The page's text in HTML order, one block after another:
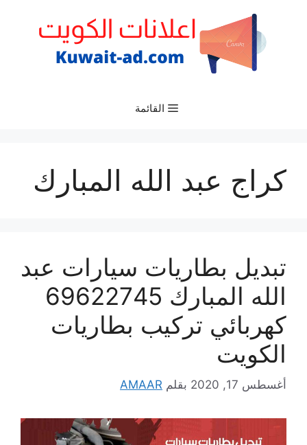
القائمة
كراج عبد الله المبارك
تبديل بطاريات سيارات عبد
الله المبارك 69622745
كهربائي تركيب بطاريات
الكويت
أغسطس 17, 2020 بقلم AMAAR